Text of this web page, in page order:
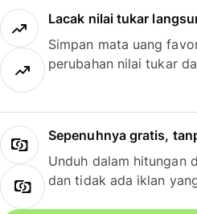
Lacak nilai tukar
Simpan mata uang
perubahan nilai tukar
Sepenuhnya gratis,
Unduh dalam hitungan
dan tidak ada iklan